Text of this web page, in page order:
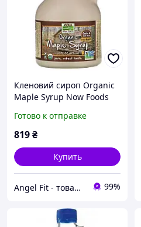
Кленовий сироп Organic
Maple Syrup Now Foods
Готово к отправке
819₴
Купить
Angel Fit - товари для здоров'я, спорту та активного життя 99%